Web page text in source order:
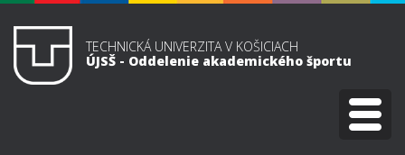
TECHNICKÁ UNIVERZITA V KOŠICIACH
ÚJSŠ - Oddelenie akademického športu